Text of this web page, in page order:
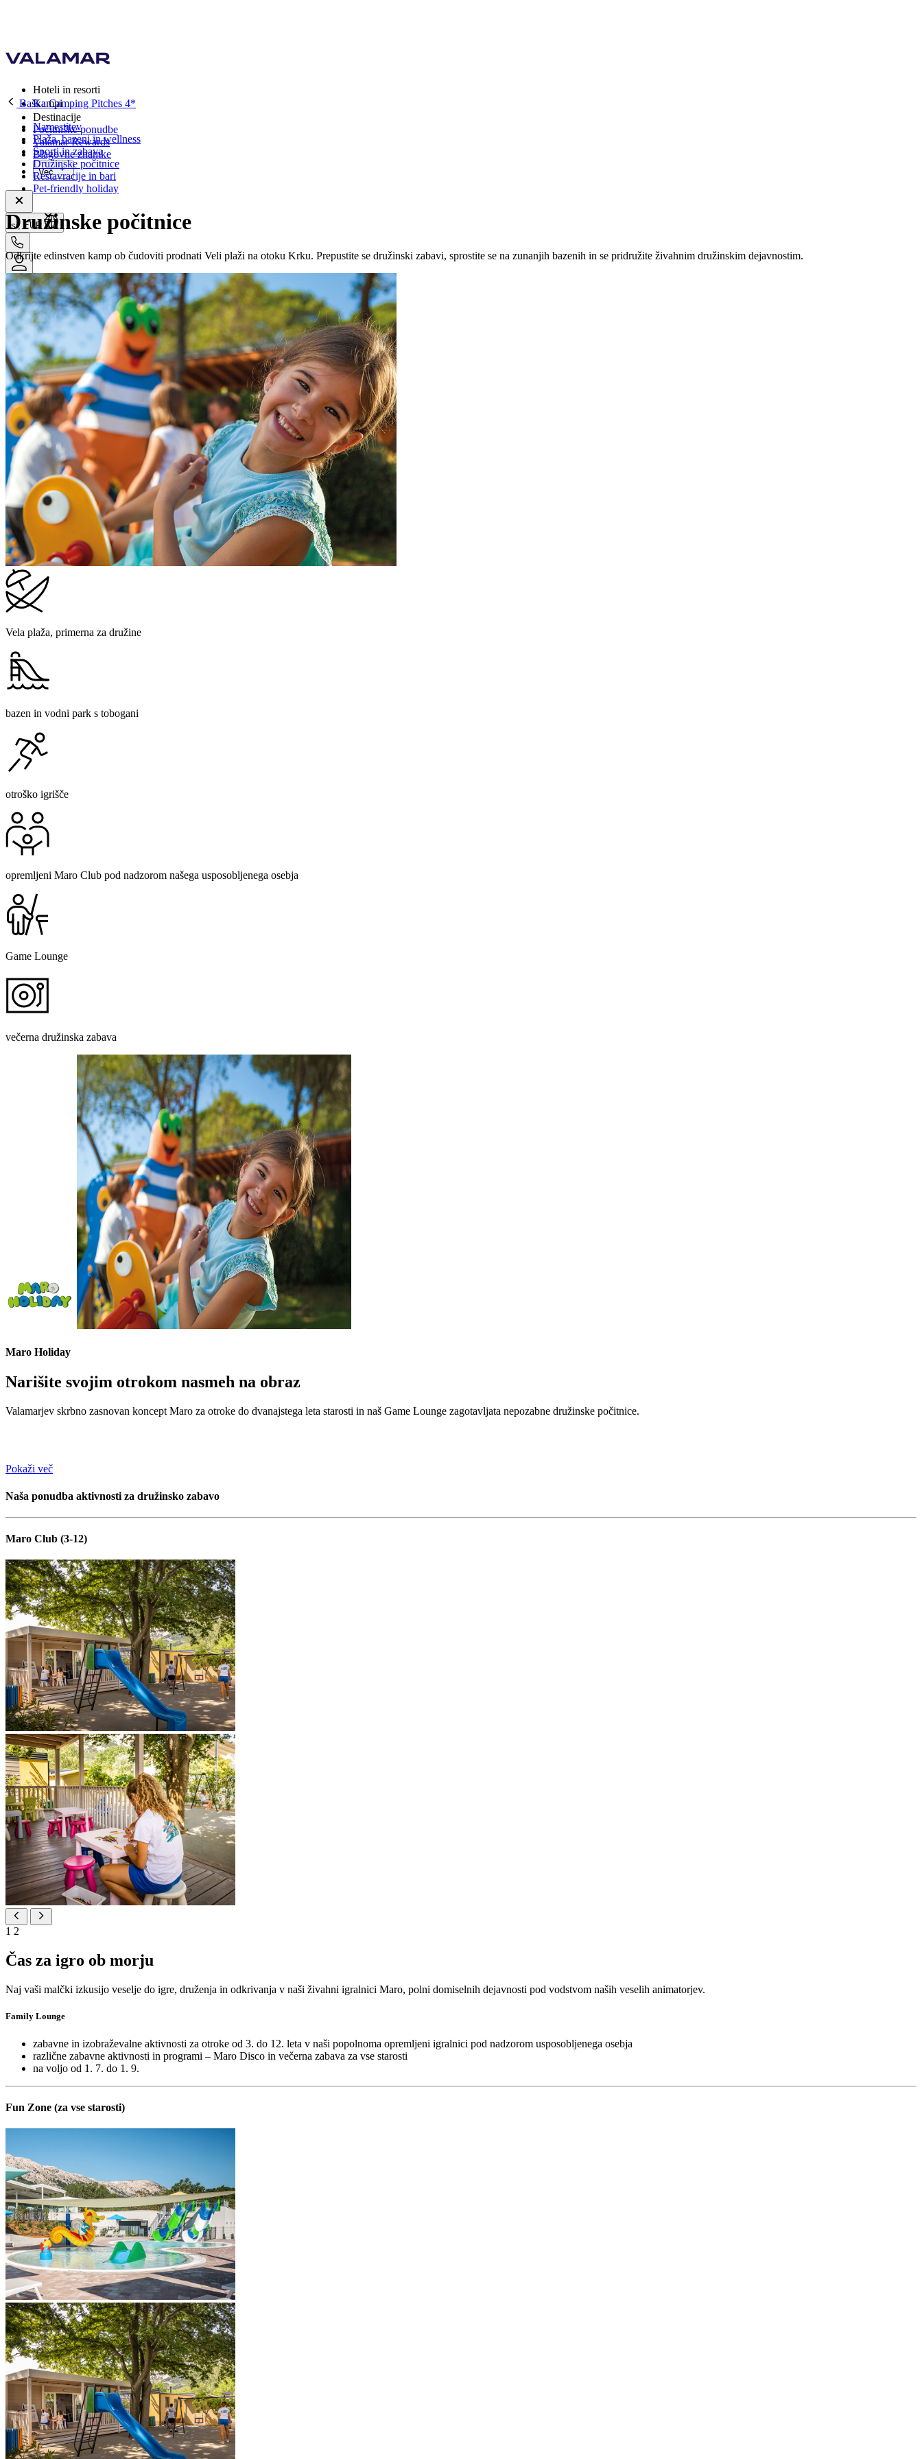
Hoteli in resorti
Kampi
Destinacije
Počitniške ponudbe
Valamar Rewards
Blagovne znamke
Več
si, EUR
Baška Camping Pitches 4*
Namestitev
Plaža, bazeni in wellness
Športi in zabava
Družinske počitnice
Restavracije in bari
Pet-friendly holiday
Družinske počitnice
Odkrijte edinstven kamp ob čudoviti prodnati Veli plaži na otoku Krku. Prepustite se družinski zabavi, sprostite se na zunanjih bazenih in se pridružite živahnim družinskim dejavnostim.
Vela plaža, primerna za družine
bazen in vodni park s tobogani
otroško igrišče
opremljeni Maro Club pod nadzorom našega usposobljenega osebja
Game Lounge
večerna družinska zabava
Maro Holiday
Narišite svojim otrokom nasmeh na obraz
Valamarjev skrbno zasnovan koncept Maro za otroke do dvanajstega leta starosti in naš Game Lounge zagotavljata nepozabne družinske počitnice.
Pokaži več
Naša ponudba aktivnosti za družinsko zabavo
Maro Club (3-12)
1 2
Čas za igro ob morju
Naj vaši malčki izkusijo veselje do igre, druženja in odkrivanja v naši živahni igralnici Maro, polni domiselnih dejavnosti pod vodstvom naših veselih animatorjev.
Family Lounge
zabavne in izobraževalne aktivnosti za otroke od 3. do 12. leta v naši popolnoma opremljeni igralnici pod nadzorom usposobljenega osebja
različne zabavne aktivnosti in programi – Maro Disco in večerna zabava za vse starosti
na voljo od 1. 7. do 1. 9.
Fun Zone (za vse starosti)